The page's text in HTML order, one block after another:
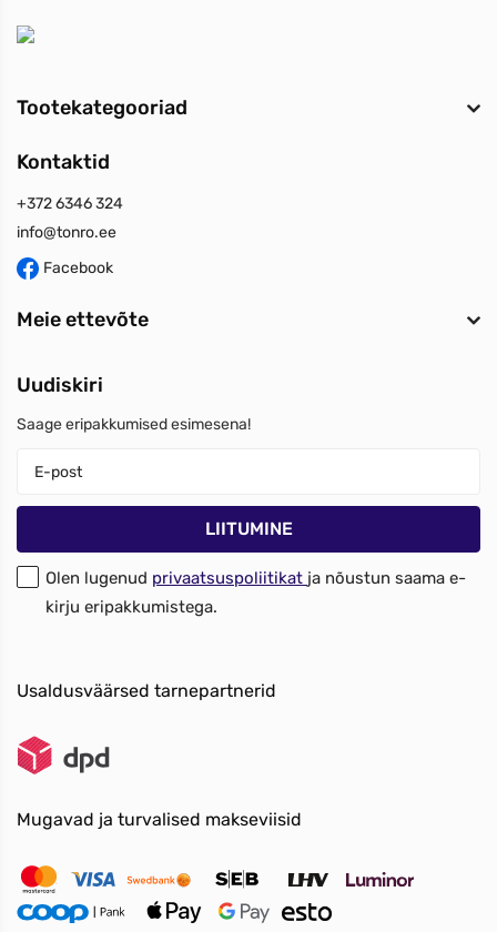
Tootekategooriad
Kontaktid
+372 6346 324
info@tonro.ee
Facebook
Meie ettevõte
Uudiskiri
Saage eripakkumised esimesena!
Olen lugenud privaatsuspoliitikat ja nõustun saama e-
kirju eripakkumistega.
Usaldusväärsed tarnepartnerid
Mugavad ja turvalised makseviisid